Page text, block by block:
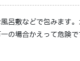
呂敷などで包みます
の場合かえって危険で